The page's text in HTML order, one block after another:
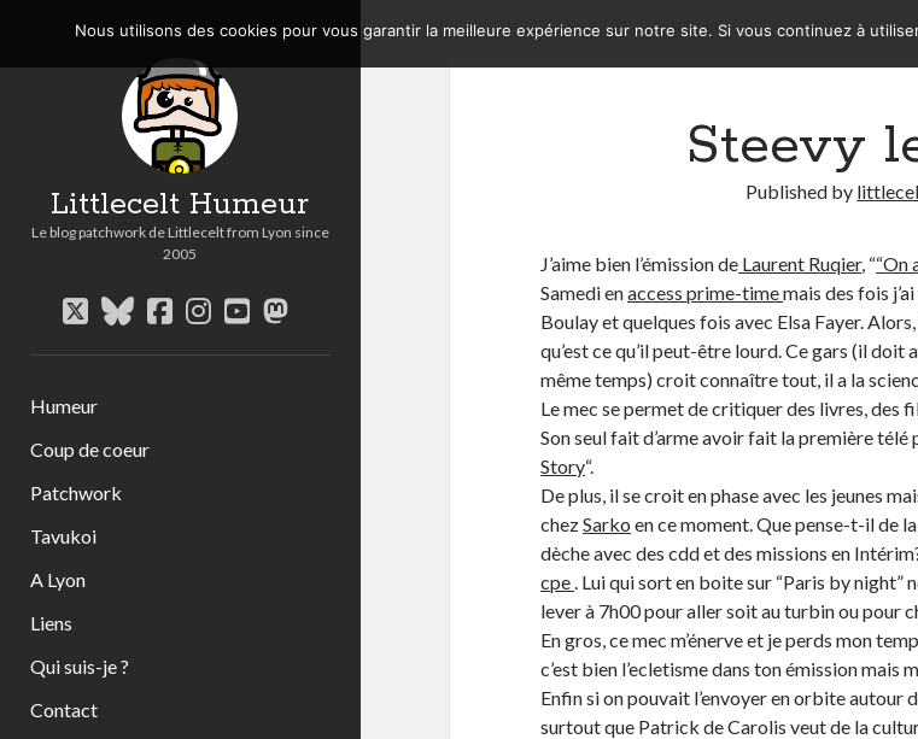
Littlecelt Humeur
Le blog patchwork de Littlecelt from Lyon since
2005
twitterbluesky
facebook
instagram
youtube
mastodon
Humeur
Coup de coeur
Patchwork
Tavukoi
A Lyon
Liens
Qui suis-je ?
Contact
Steevy
Published by
J’aime bien l’émission de Laurent Ruqier, ““On
Samedi enaccess prime-timemais des fois
Boulay et quelques fois avec Elsa Fayer.
qu’est ce qu’il peut-être lourd. Ce gars (il doit
même temps) croit connaître tout, il a la
Le mec se permet de critiquer des livres, des
Son seul fait d’arme avoir fait la première télé
Story“.
De plus, il se croit en phase avec les jeunes
chezSarko en ce moment. Que pense-t-il de
dèche avec des cdd et des missions en
cpe. Lui qui sort en boite sur “Paris by night”
lever à 7h00 pour aller soit au turbin ou pour
En gros, ce mec m’énerve et je perds mon
c’est bien l’ecletisme dans ton émission mais
Enfin si on pouvait l’envoyer en orbite autour
surtout que Patrick de Carolis veut de la
Nous utilisons des cookies pour vous garantir la meilleure expérience sur notre site. Si vous continuez à